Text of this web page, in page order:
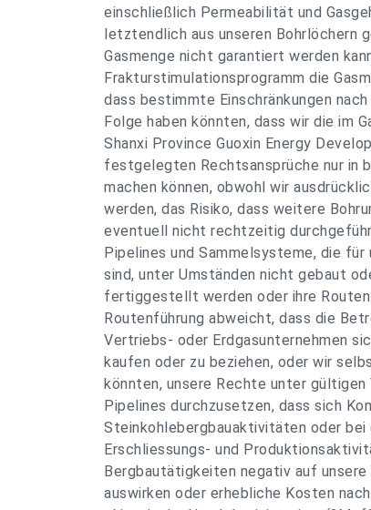
einschließlich Permeabilität und
letztendlich aus unseren Bohrlöchern
Gasmenge nicht garantiert werden
Frakturstimulationsprogramm die
dass bestimmte Einschränkungen
Folge haben könnten, dass wir die im
Shanxi Province Guoxin Energy
festgelegten Rechtsansprüche nur in
machen können, obwohl wir
werden, das Risiko, dass weitere
eventuell nicht rechtzeitig
Pipelines und Sammelsysteme, die
sind, unter Umständen nicht gebaut
fertiggestellt werden oder ihre
Routenführung abweicht, dass die
Vertriebs- oder Erdgasunternehmen
kaufen oder zu beziehen, oder wir
könnten, unsere Rechte unter gültigen
Pipelines durchzusetzen, dass sich
Steinkohlebergbauaktivitäten oder bei
Erschliessungs- und
Bergbautätigkeiten negativ auf
auswirken oder erhebliche Kosten